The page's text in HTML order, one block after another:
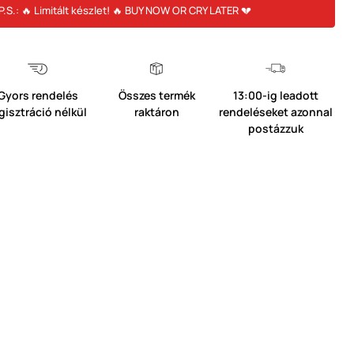
🔥 Limitált készlet! 🔥 BUY NOW OR CRY LATER 💔
rendelés
nélkül
Összes termék
raktáron
13:00-ig leadott
rendeléseket azonnal
postázzuk